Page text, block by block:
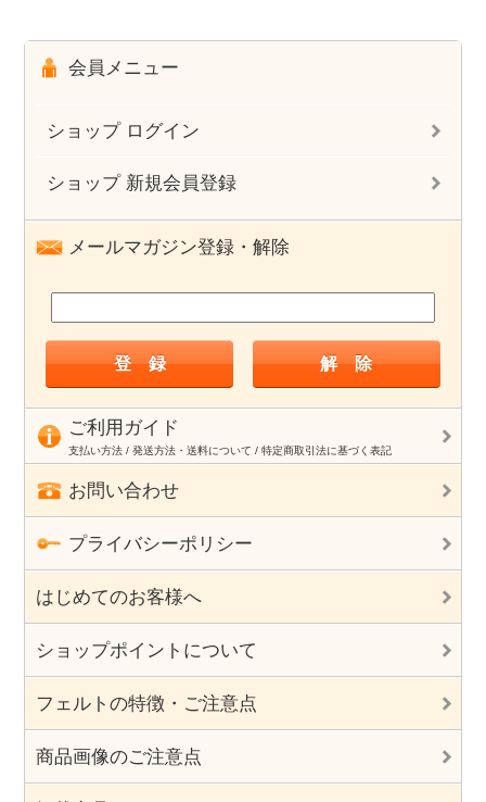
会員メニュー
ショップ ログイン
ショップ 新規会員登録
メールマガジン登録・解除
ご利用ガイド
支払い方法 / 発送方法・送料について / 特定商取引法に基づく表記
お問い合わせ
プライバシーポリシー
はじめてのお客様へ
ショップポイントについて
フェルトの特徴・ご注意点
商品画像のご注意点